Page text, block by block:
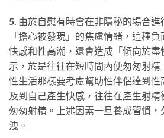
5. 由於自慰有時會在非隱秘的場合
「擔心被發現」的焦慮情緒，這種
快感和性高潮，還會造成「傾向於
示，於是往往在短時間內便匆匆射
性生活那樣要考慮幫助性伴侶達到
及到自己產生快感，往往在產生射
匆匆射精。上述因素一旦養成習慣
洩。